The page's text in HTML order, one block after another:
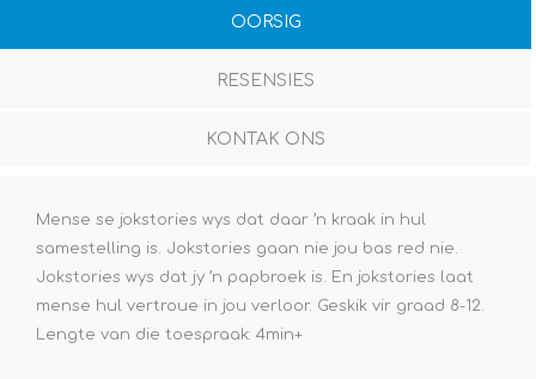
OORSIG
RESENSIES
KONTAK ONS
Mense se jokstories wys dat daar ’n kraak in hul
samestelling is. Jokstories gaan nie jou bas red nie.
Jokstories wys dat jy ’n papbroek is. En jokstories laat
mense hul vertroue in jou verloor. Geskik vir graad 8-12.
Lengte van die toespraak: 4min+